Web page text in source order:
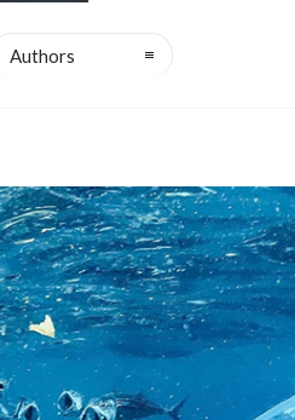
Authors